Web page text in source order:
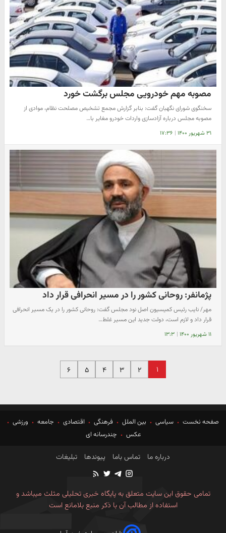
مصوبه مهم خودرویی مجلس برگشت خورد
سخنگوی شورای نگهبان گفت: بنابر گزارش مجمع تشخیص مصلحت نظام، موادی از
مصوبه مجلس درباره آزادسازی واردات خودرو مغایر با…
۳۱ شهریور ۱۴۰۰ | ۱۷:۳۶
پژمانفر: روحانی کشور را در مسیر انحرافی قرار داد
مهر/ نایب رئیس کمیسیون اصل نود مجلس گفت: روحانی کشور را در یک مسیر انحرافی
قرار داد و لازم است، دولت جدید این مسیر غلط…
۱۱ شهریور ۱۴۰۰ | ۱۳:۳
۱ ۲ ۳ ۴ ۵ ۶
صفحه نخست سیاسی بین الملل فرهنگی اقتصادی جامعه
ورزشی
عکس
چندرسانه ای
درباره ما تماس باما پیوندها تبلیغات
تمامی حقوق این سایت متعلق به پایگاه خبری تحلیلی مثلث میباشد و
استفاده از مطالب آن با ذکر منبع بلامانع است